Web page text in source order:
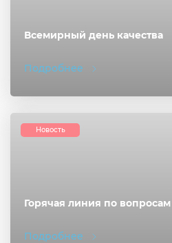
Всемирный день качества
Подробнее
Горячая линия по вопросам
Подробнее
Новость